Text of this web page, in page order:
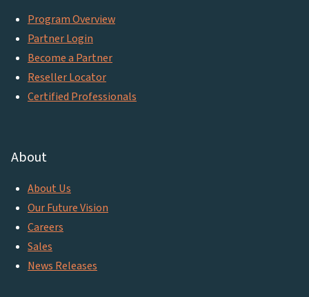
Program Overview
Partner Login
Become a Partner
Reseller Locator
Certified Professionals
About
About Us
Our Future Vision
Careers
Sales
News Releases